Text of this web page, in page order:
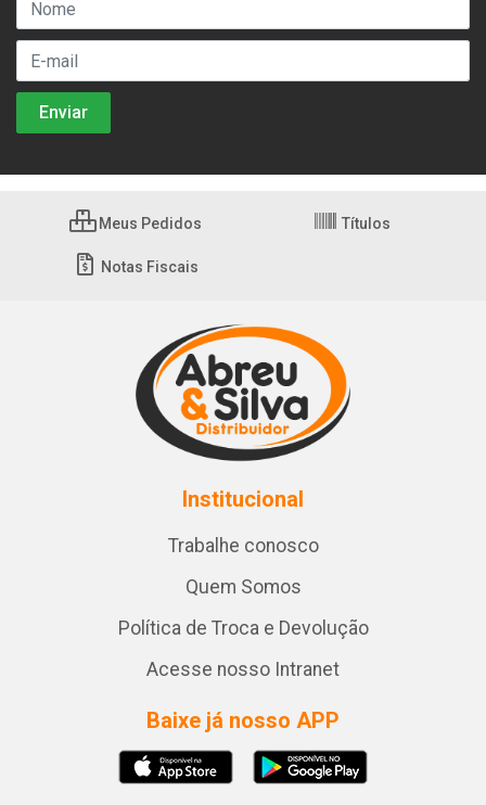
Meus Pedidos Títulos
Notas Fiscais
Institucional
Trabalhe conosco
Quem Somos
Política de Troca e Devolução
Acesse nosso Intranet
Baixe já nosso APP